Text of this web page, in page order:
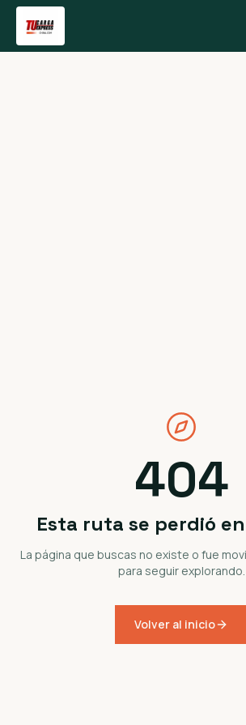
404
Esta ruta se perdió
La página que buscas no existe o fue
para seguir explorando.
Volver al inicio